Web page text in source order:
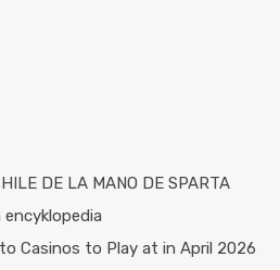
DE LA MANO DE SPARTA
encyklopedia
Casinos to Play at in April 2026